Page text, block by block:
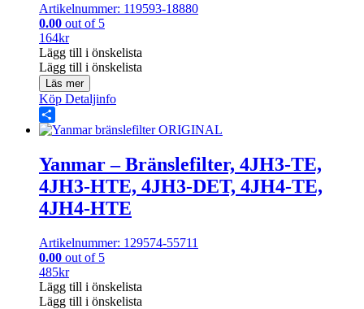
Artikelnummer: 119593-18880
0.00 out of 5
164kr
Lägg till i önskelista
Lägg till i önskelista
Läs mer
Köp Detaljinfo
Share
Yanmar – Bränslefilter, 4JH3-TE,
4JH3-HTE, 4JH3-DET, 4JH4-TE,
4JH4-HTE
Artikelnummer: 129574-55711
0.00 out of 5
485kr
Lägg till i önskelista
Lägg till i önskelista